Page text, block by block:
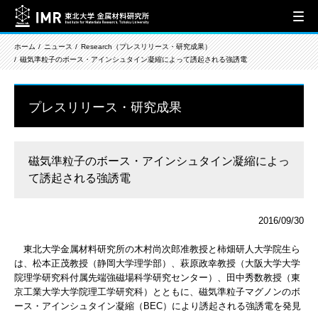
ホーム ニュース
Research（プレスリリース・研究成果）
磁気準粒子のボース・アインシュタイン凝縮によって誘起される強誘電
プレスリリース・研究成果
磁気準粒子のボース・アインシュタイン凝縮によっ
て誘起される強誘電
2016/09/30
東北大学金属材料研究所の木村尚次郎准教授と柿畑研人大学院生ら
は、松本正茂教授（静岡大学理学部）、萩原政幸教授（大阪大学大学
院理学研究科付属先端強磁場科学研究センター）、田中秀数教授（東
京工業大学大学院理工学研究科）とともに、磁気準粒子マグノンのボ
ース・アインシュタイン凝縮（BEC）により誘起される強誘電を発見